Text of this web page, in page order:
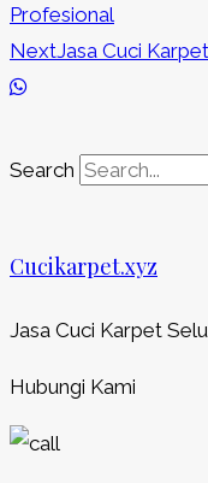
Profesional
NextJasa Cuci
Search
Cucikarpet.xyz
Jasa Cuci Karpet
Hubungi Kami